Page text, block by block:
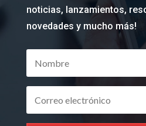
noticias, lanzamientos,
novedades y mucho más!